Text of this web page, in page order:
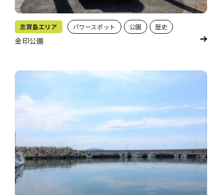
志賀島エリア パワースポット 公園 歴史
金印公園